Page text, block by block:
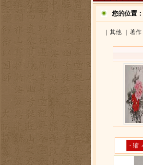
您的位置：
其他 著作